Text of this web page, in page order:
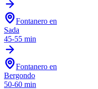
Fontanero en
Sada
45-55 min
Fontanero en
Bergondo
50-60 min